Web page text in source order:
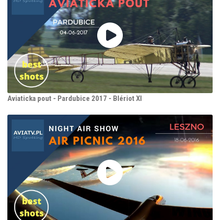
Aviaticka pout - Pardubice 2017 - Blériot XI